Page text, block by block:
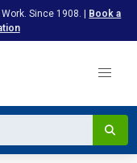
Since 1908. | Book a